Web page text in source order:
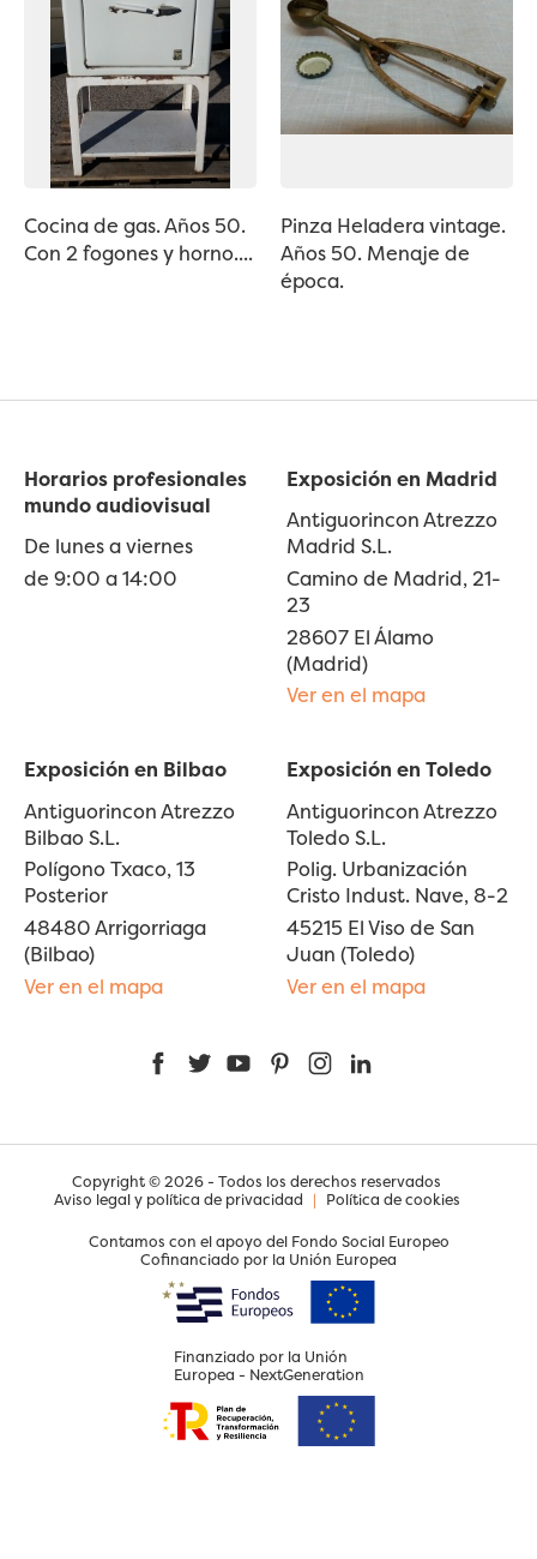
Cocina de gas. Años 50.
Con 2 fogones y horno....
Pinza Heladera vintage.
Años 50. Menaje de
época.
Horarios profesionales
mundo audiovisual
De lunes a viernes
de 9:00 a 14:00
Exposición en Madrid
Antiguorincon Atrezzo
Madrid S.L.
Camino de Madrid, 21-
23
28607 El Álamo
(Madrid)
Ver en el mapa
Exposición en Bilbao
Antiguorincon Atrezzo
Bilbao S.L.
Polígono Txaco, 13
Posterior
48480 Arrigorriaga
(Bilbao)
Ver en el mapa
Exposición en Toledo
Antiguorincon Atrezzo
Toledo S.L.
Polig. Urbanización
Cristo Indust. Nave, 8-2
45215 El Viso de San
Juan (Toledo)
Ver en el mapa
FacebookTwitterYouTubePinterestInstagram
Copyright © 2026 - Todos los derechos reservados
Aviso legal y política de privacidad | Política de cookies
Contamos con el apoyo del Fondo Social Europeo
Cofinanciado por la Unión Europea
Finanziado por la Unión
Europea - NextGeneration